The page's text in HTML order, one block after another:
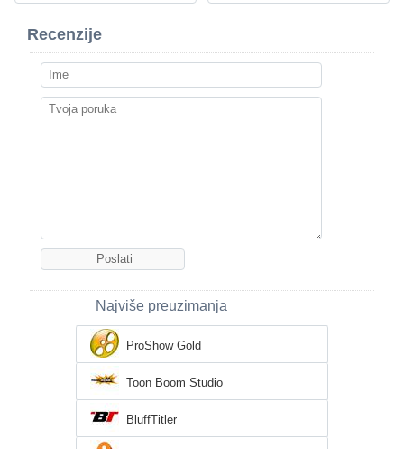
Recenzije
Najviše preuzimanja
ProShow Gold
Toon Boom Studio
BluffTitler